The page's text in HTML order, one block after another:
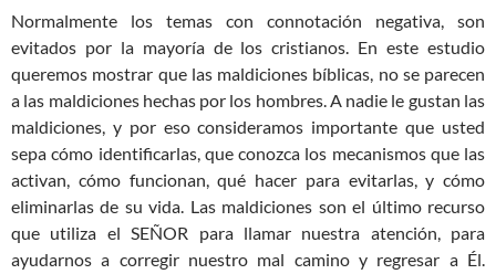
Normalmente los temas con connotación negativa, son
evitados por la mayoría de los cristianos. En este estudio
queremos mostrar que las maldiciones bíblicas, no se parecen
a las maldiciones hechas por los hombres. A nadie le gustan las
maldiciones, y por eso consideramos importante que usted
sepa cómo identificarlas, que conozca los mecanismos que las
activan, cómo funcionan, qué hacer para evitarlas, y cómo
eliminarlas de su vida. Las maldiciones son el último recurso
que utiliza el SEÑOR para llamar nuestra atención, para
ayudarnos a corregir nuestro mal camino y regresar a Él.